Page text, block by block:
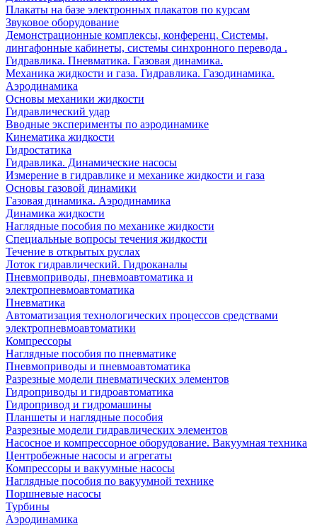
Плакаты на базе электронных плакатов по курсам
Звуковое оборудование
Демонстрационные комплексы, конференц. Системы,
лингафонные кабинеты, системы синхронного перевода .
Гидравлика. Пневматика. Газовая динамика.
Механика жидкости и газа. Гидравлика. Газодинамика.
Аэродинамика
Основы механики жидкости
Гидравлический удар
Вводные эксперименты по аэродинамике
Кинематика жидкости
Гидростатика
Гидравлика. Динамические насосы
Измерение в гидравлике и механике жидкости и газа
Основы газовой динамики
Газовая динамика. Аэродинамика
Динамика жидкости
Наглядные пособия по механике жидкости
Специальные вопросы течения жидкости
Течение в открытых руслах
Лоток гидравлический. Гидроканалы
Пневмоприводы, пневмоавтоматика и
электропневмоавтоматика
Пневматика
Автоматизация технологических процессов средствами
электропневмоавтоматики
Компрессоры
Наглядные пособия по пневматике
Пневмоприводы и пневмоавтоматика
Разрезные модели пневматических элементов
Гидроприводы и гидроавтоматика
Гидропривод и гидромашины
Планшеты и наглядные пособия
Разрезные модели гидравлических элементов
Насосное и компрессорное оборудование. Вакуумная техника
Центробежные насосы и агрегаты
Компрессоры и вакуумные насосы
Наглядные пособия по вакуумной технике
Поршневые насосы
Турбины
Аэродинамика